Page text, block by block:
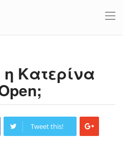
η Κατερίνα
Tweet this!